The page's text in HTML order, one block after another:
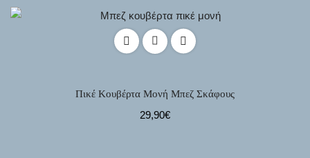
Πικέ Κουβέρτα Μονή Μπεζ Σκάφους
29,90€